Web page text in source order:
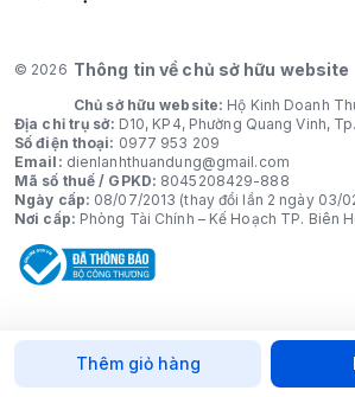
Thêm giỏ hàng
© 2026 Thông tin về chủ sở hữu website
Chủ sở hữu website: Hộ Kinh Doanh
Địa chỉ trụ sở: D10, KP4, Phường Quang Vinh,
Số điện thoại: 0977 953 209
Email: dienlanhthuandung@gmail.com
Mã số thuế / GPKD: 8045208429-888
Ngày cấp: 08/07/2013 (thay đổi lần 2 ngày 03/
Nơi cấp: Phòng Tài Chính – Kế Hoạch TP. Biên